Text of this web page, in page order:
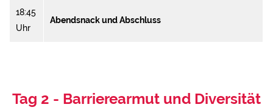
18:45
Uhr
Abendsnack und Abschluss
Tag 2 - Barrierearmut und Diversität